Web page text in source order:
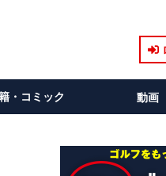
・コミック 動画